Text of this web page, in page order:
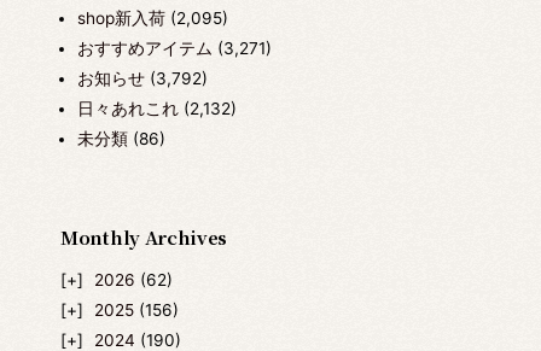
shop新入荷(2,095)
おすすめアイテム (3,271)
お知らせ(3,792)
日々あれこれ(2,132)
未分類(86)
Monthly Archives
2026 (62)
2025 (156)
2024 (190)